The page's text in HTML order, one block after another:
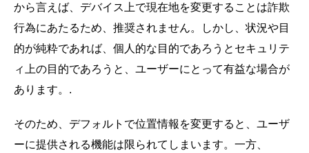
から言えば、デバイス上で現在地を変更することは詐欺
行為にあたるため、推奨されません。しかし、状況や目
的が純粋であれば、個人的な目的であろうとセキュリテ
ィ上の目的であろうと、ユーザーにとって有益な場合が
あります。.
そのため、デフォルトで位置情報を変更すると、ユーザ
ーに提供される機能は限られてしまいます。一方、